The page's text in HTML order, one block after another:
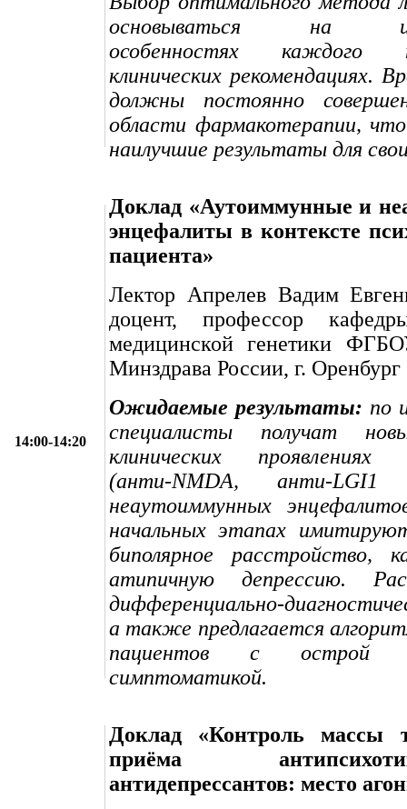
основываться на
особенностях
клинических рекомендациях.
должны постоянно
области фармакотерапии,
наилучшие результаты для
14:00-14:20
Доклад «Аутоиммунные и
энцефалиты в контексте
пациента»
Лектор Апрелев Вадим
доцент, профессор
медицинской генетики
Минздрава России, г. Оренбург
Ожидаемые результаты: по
специалисты получат
клинических проявлениях
(анти-NMDA, анти-
неаутоиммунных
начальных этапах
биполярное расстройство,
атипичную депрессию.
дифференциально-
а также предлагается
пациентов с острой
симптоматикой.
Доклад «Контроль массы
приёма
антидепрессантов: место